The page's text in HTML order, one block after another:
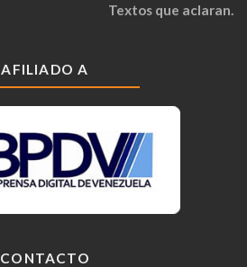
Textos que aclaran.
AFILIADO A
CONTACTO